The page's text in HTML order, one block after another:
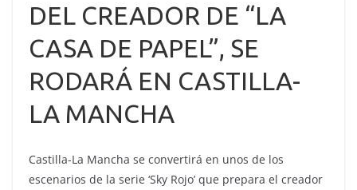
DEL CREADOR DE “LA
CASA DE PAPEL”, SE
RODARÁ EN CASTILLA-
LA MANCHA
Castilla-La Mancha se convertirá en unos de los
escenarios de la serie ‘Sky Rojo’ que prepara el creador